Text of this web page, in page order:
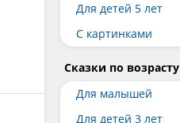
Для детей 5 лет
С картинками
Сказки по возрасту
Для малышей
Для детей 3 лет